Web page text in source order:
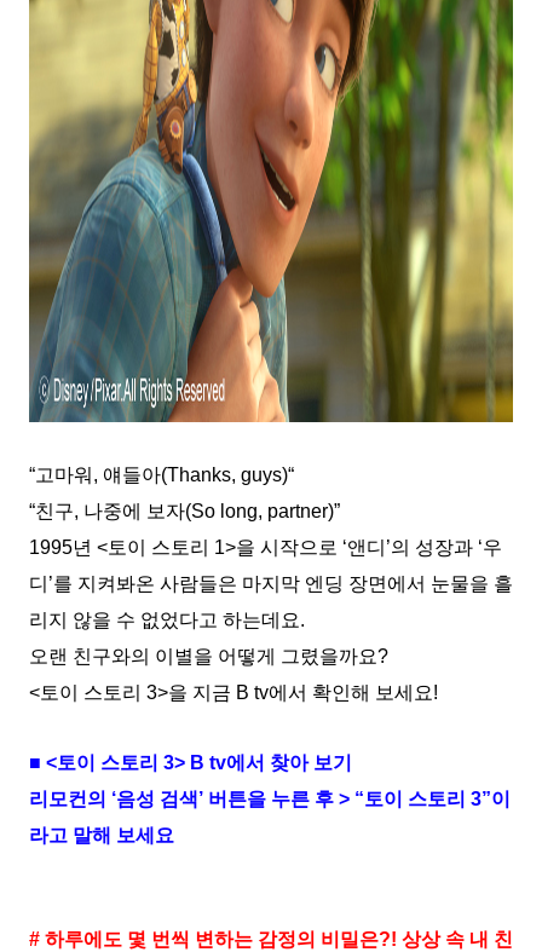
“고마워, 얘들아(Thanks, guys)“
“친구, 나중에 보자(So long, partner)”
1995년 <토이 스토리 1>을 시작으로 ‘앤디’의 성장과 ‘우
디’를 지켜봐온 사람들은 마지막 엔딩 장면에서 눈물을 흘
리지 않을 수 없었다고 하는데요.
오랜 친구와의 이별을 어떻게 그렸을까요?
<토이 스토리 3>을 지금 B tv에서 확인해 보세요!
■ <토이 스토리 3> B tv에서 찾아 보기
리모컨의 ‘음성 검색’ 버튼을 누른 후 > “토이 스토리 3”이
라고 말해 보세요
# 하루에도 몇 번씩 변하는 감정의 비밀은?! 상상 속 내 친